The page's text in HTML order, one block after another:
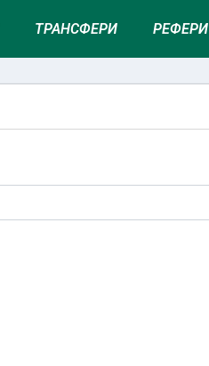
ТРАНСФЕРИ РЕФЕРИ